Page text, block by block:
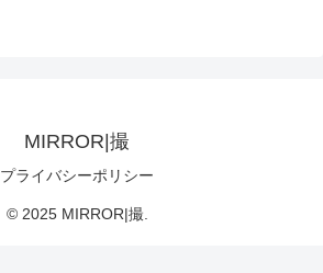
MIRROR|撮
プライバシーポリシー
© 2025 MIRROR|撮.